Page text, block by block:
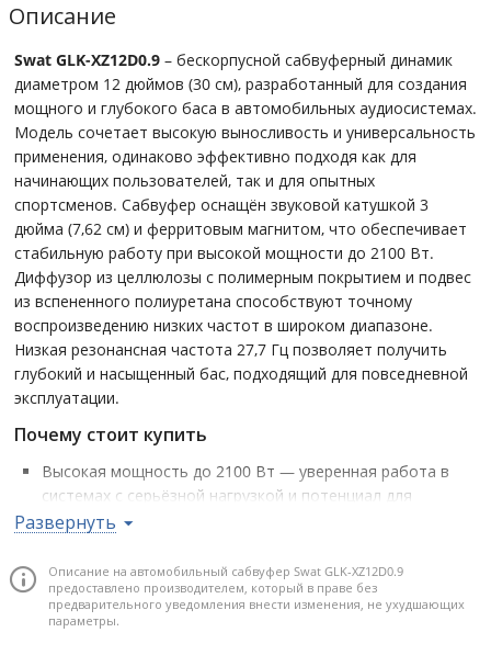
Описание
Swat GLK-XZ12D0.9 – бескорпусной сабвуферный динамик
диаметром 12 дюймов (30 см), разработанный для создания
мощного и глубокого баса в автомобильных аудиосистемах.
Модель сочетает высокую выносливость и универсальность
применения, одинаково эффективно подходя как для
начинающих пользователей, так и для опытных
спортсменов. Сабвуфер оснащён звуковой катушкой 3
дюйма (7,62 см) и ферритовым магнитом, что обеспечивает
стабильную работу при высокой мощности до 2100 Вт.
Диффузор из целлюлозы с полимерным покрытием и подвес
из вспененного полиуретана способствуют точному
воспроизведению низких частот в широком диапазоне.
Низкая резонансная частота 27,7 Гц позволяет получить
глубокий и насыщенный бас, подходящий для повседневной
эксплуатации.
Почему стоит купить
Высокая мощность до 2100 Вт — уверенная работа в
системах с серьёзной нагрузкой и потенциал для
громкого баса.
подключении и настройке усилителя.
Звуковая катушка 3" (7,62 см) — повышенная
термостойкость и стабильность при длительной работе.
Развернуть
Описание на автомобильный сабвуфер Swat GLK-XZ12D0.9
предоставлено производителем, который в праве без
предварительного уведомления внести изменения, не ухудшающих
параметры.